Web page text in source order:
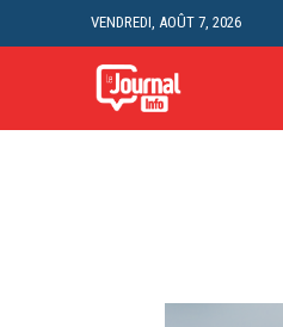
VENDREDI, AOÛT 7, 2026